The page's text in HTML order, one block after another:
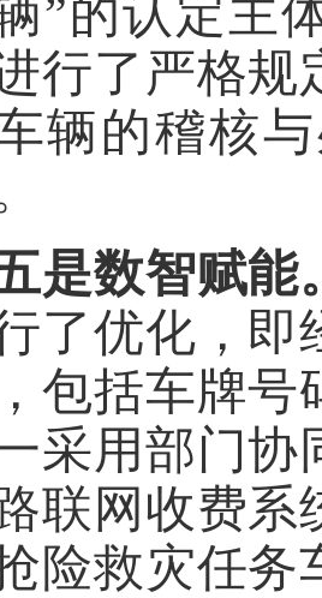
”的认定主
行了严格规
辆的稽核
是数智赋能
了优化，即
包括车牌号
采用部门协
联网收费系
险救灾任务